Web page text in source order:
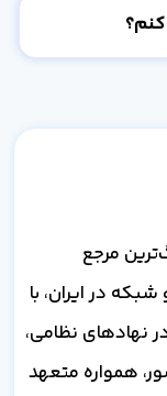
مرجع
در ایران، با
نهادهای نظامی،
همواره متعهد